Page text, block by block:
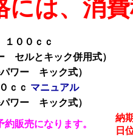
には、消
１００ｃｃ
セルとキック併用式）
ワー キック式）
ｃｃ マニュアル
ワー キック式）
販売になります。
納
日